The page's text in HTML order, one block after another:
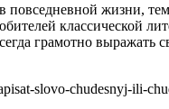
в повседневной
классической
грамотно выражать
slovo-chudesnyj-ili-